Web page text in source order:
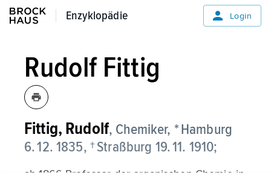
Enzyklopädie
Enzyklopädie Login
Rudolf Fittig
Fittig, Rudolf, Chemiker, * Hamburg
6. 12. 1835, † Straßburg 19. 11. 1910;
ab 1866 Professor der organischen Chemie in